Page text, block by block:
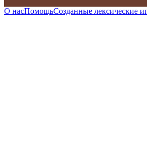
О насПомощьСозданные лексические